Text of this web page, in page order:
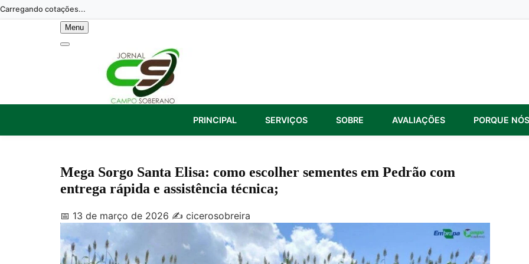
Skip
to
Carregando cotações...
Menu
PRINCIPAL SERVIÇOS SOBRE AVALIAÇÕES PORQUE NÓS
Mega Sorgo Santa Elisa: como escolher sementes em Pedrão com
entrega rápida e assistência técnica;
📅 13 de março de 2026 ✍️ cicerosobreira